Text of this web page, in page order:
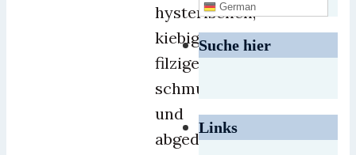
hysterischen,
kiebigen,
filzigen,
schmusebedürftigen
und
abgedrehten
German
Suche hier
Links